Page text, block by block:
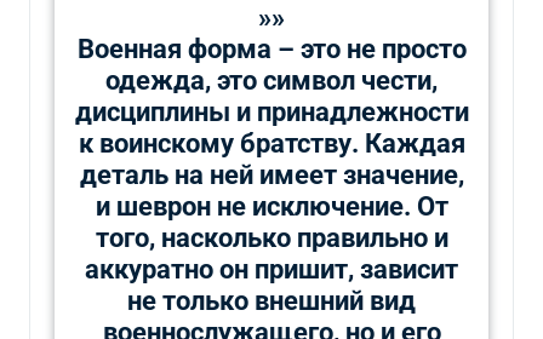
»»
Военная форма – это не просто
одежда, это символ чести,
дисциплины и принадлежности
к воинскому братству. Каждая
деталь на ней имеет значение,
и шеврон не исключение. От
того, насколько правильно и
аккуратно он пришит, зависит
не только внешний вид
военнослужащего, но и его